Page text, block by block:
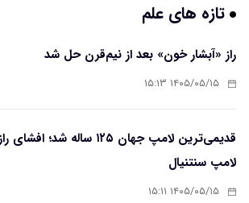
تازه های علم
راز «آبشار خون» بعد از نیم‌قرن حل شد
۱۴۰۵/۰۵/۱۵ ۱۵:۱۳
قدیمی‌ترین لامپ جهان ۱۲۵
لامپ سنتنیال
۱۴۰۵/۰۵/۱۵ ۱۵:۱۱